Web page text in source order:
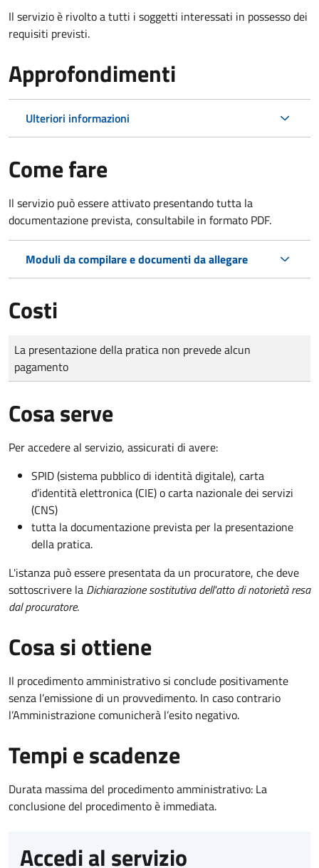
Il servizio è rivolto a tutti i soggetti interessati in possesso dei
requisiti previsti.
Approfondimenti
Ulteriori informazioni
Come fare
Il servizio può essere attivato presentando tutta la
documentazione prevista, consultabile in formato PDF.
Moduli da compilare e documenti da allegare
Costi
Tipo di pagamento
Importo
La presentazione della pratica non prevede alcun
pagamento
Cosa serve
Per accedere al servizio, assicurati di avere:
SPID (sistema pubblico di identità digitale), carta
d’identità elettronica (CIE) o carta nazionale dei servizi
(CNS)
tutta la documentazione prevista per la presentazione
della pratica.
L'istanza può essere presentata da un procuratore, che deve
sottoscrivere la Dichiarazione sostitutiva dell'atto di notorietà resa
dal procuratore.
Cosa si ottiene
Il procedimento amministrativo si conclude positivamente
senza l’emissione di un provvedimento. In caso contrario
l’Amministrazione comunicherà l’esito negativo.
Tempi e scadenze
Durata massima del procedimento amministrativo: La
conclusione del procedimento è immediata.
Accedi al servizio